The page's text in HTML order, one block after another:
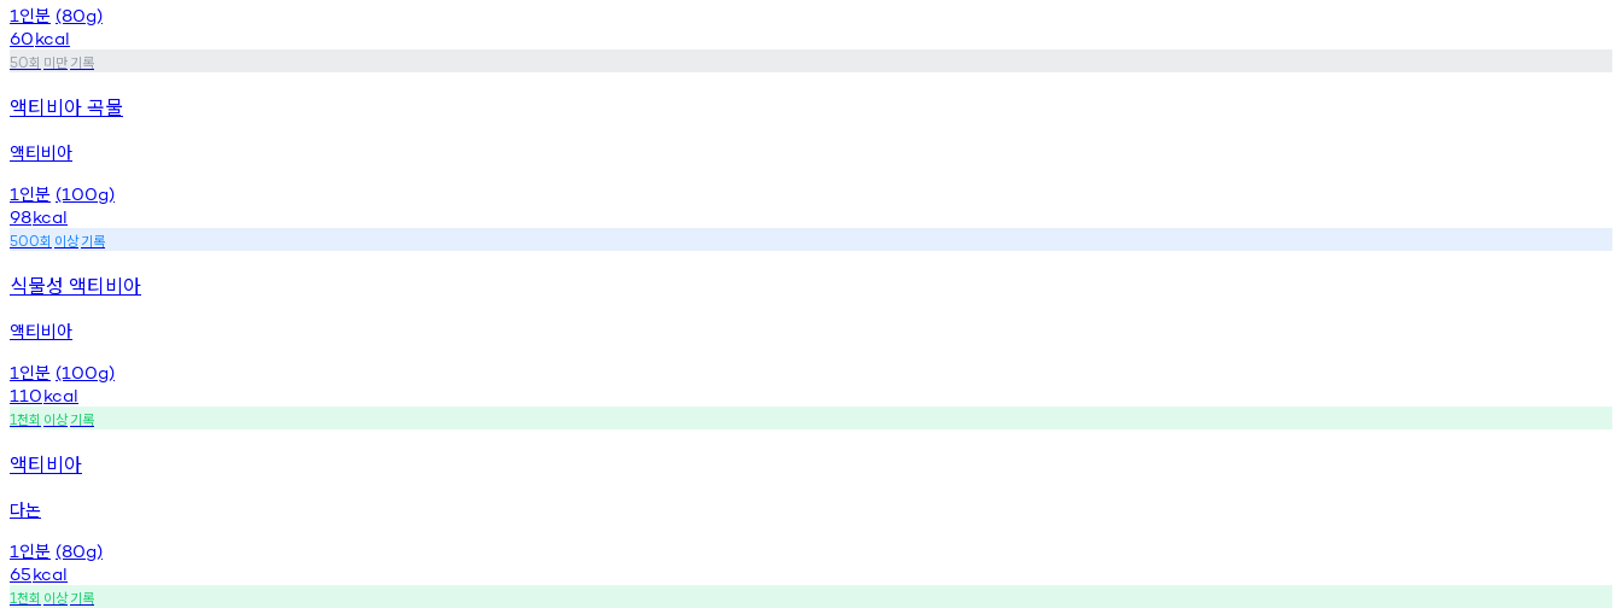
1 인분 (80g)
60kcal
50회 미만기록
액티비아 곡물
액티비아
1 인분 (100g)
98kcal
500회 이상기록
식물성 액티비아
액티비아
1 인분 (100g)
110kcal
1천회 이상기록
액티비아
다논
1 인분 (80g)
65kcal
1천회 이상기록